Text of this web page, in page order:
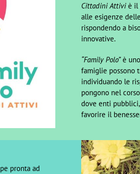
Cittadini Attiviè il
alle esigenze
rispondendo a
innovative.
“Family Polo”è
famiglie possono
individuando le
pongono nel
dove enti
favorire il
pronta ad